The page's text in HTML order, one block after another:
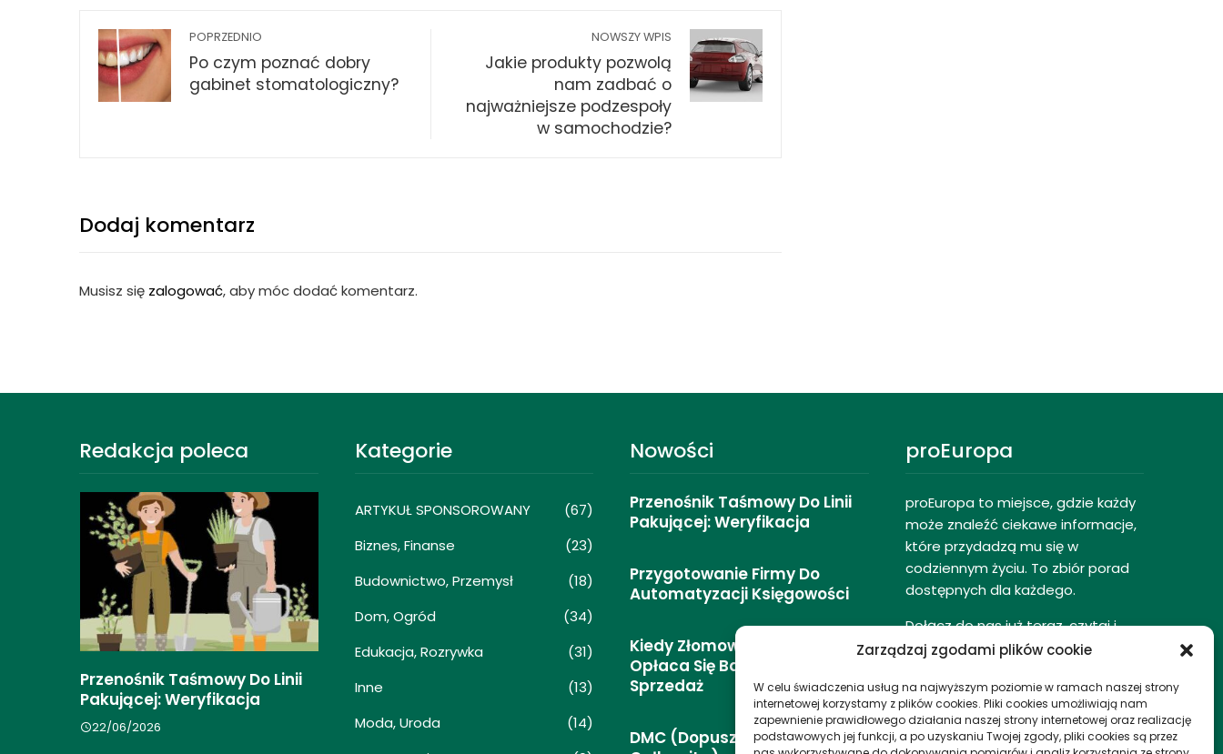
Zarządzaj zgodami plików cookie
W celu świadczenia usług na najwyższym poziomie w ramach naszej strony
internetowej korzystamy z plików cookies. Pliki cookies umożliwiają nam
zapewnienie prawidłowego działania naszej strony internetowej oraz realizację
podstawowych jej funkcji, a po uzyskaniu Twojej zgody, pliki cookies są przez
POPRZEDNIO
Po czym poznać dobry
gabinet stomatologiczny?
NOWSZY WPIS
Jakie produkty pozwolą
nam zadbać o
najważniejsze podzespoły
w samochodzie?
Dodaj komentarz
Musisz się zalogować, aby móc dodać komentarz.
Redakcja poleca
Przenośnik Taśmowy Do Linii
Pakującej: Weryfikacja
22/06/2026
Przygotowanie Firmy Do
Automatyzacji Księgowości
17/04/2026
Kiedy Złomowanie Auta
Opłaca Się Bardziej Niż
Sprzedaż
16/04/2026
DMC (dopuszczalna Masa
Całkowita) – Definicja I
Zasady
27/03/2026
Jak Storytelling
Wycieczki Miejskie –
Doświadczenie I
13/03/2026
Kategorie
ARTYKUŁ SPONSOROWANY
(67)
Biznes, Finanse
(23)
Budownictwo, Przemysł
(18)
Dom, Ogród
(34)
Edukacja, Rozrywka
(31)
Inne
(13)
Moda, Uroda
(14)
Nowości
Przenośnik Taśmowy Do Linii
Pakującej: Weryfikacja
Przygotowanie Firmy Do
Automatyzacji Księgowości
Kiedy Złomowanie Auta
Opłaca Się Bardziej Niż
Sprzedaż
DMC (dopuszczalna Masa
proEuropa
proEuropa to miejsce, gdzie każdy
może znaleźć ciekawe informacje,
które przydadzą mu się w
codziennym życiu. To zbiór porad
dostępnych dla każdego.
Dołącz do nas już teraz, czytaj i
komentuj, udzielaj porad innym